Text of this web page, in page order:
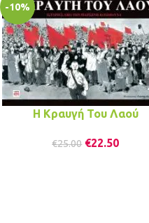
-10%
Η Κραυγή Του Λαού
€25.00 €22.50